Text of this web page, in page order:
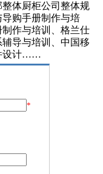
体厨柜公司整体规
购手册制作与培
作与培训、格兰仕
导与培训、中国移
设计……
*